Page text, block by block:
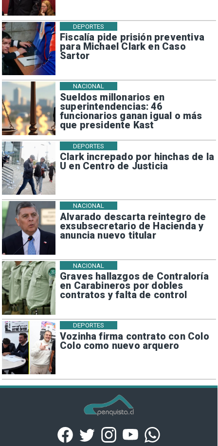
Fiscalía pide prisión preventiva
para Michael Clark en Caso
Sartor
DEPORTES
Sueldos millonarios en
superintendencias: 46
funcionarios ganan igual o más
que presidente Kast
NACIONAL
Clark increpado por hinchas de la
U en Centro de Justicia
DEPORTES
Alvarado descarta reintegro de
exsubsecretario de Hacienda y
anuncia nuevo titular
NACIONAL
Graves hallazgos de Contraloría
en Carabineros por dobles
contratos y falta de control
NACIONAL
Vozinha firma contrato con Colo
Colo como nuevo arquero
DEPORTES